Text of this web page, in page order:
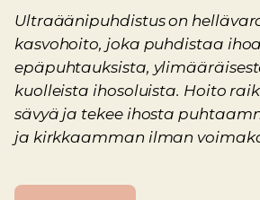
Ultraäänipuhdistus on
kasvohoito, joka puhdistaa ihoa
epäpuhtauksista,
kuolleista ihosoluista. Hoito
sävyä ja tekee ihosta
ja kirkkaamman ilman